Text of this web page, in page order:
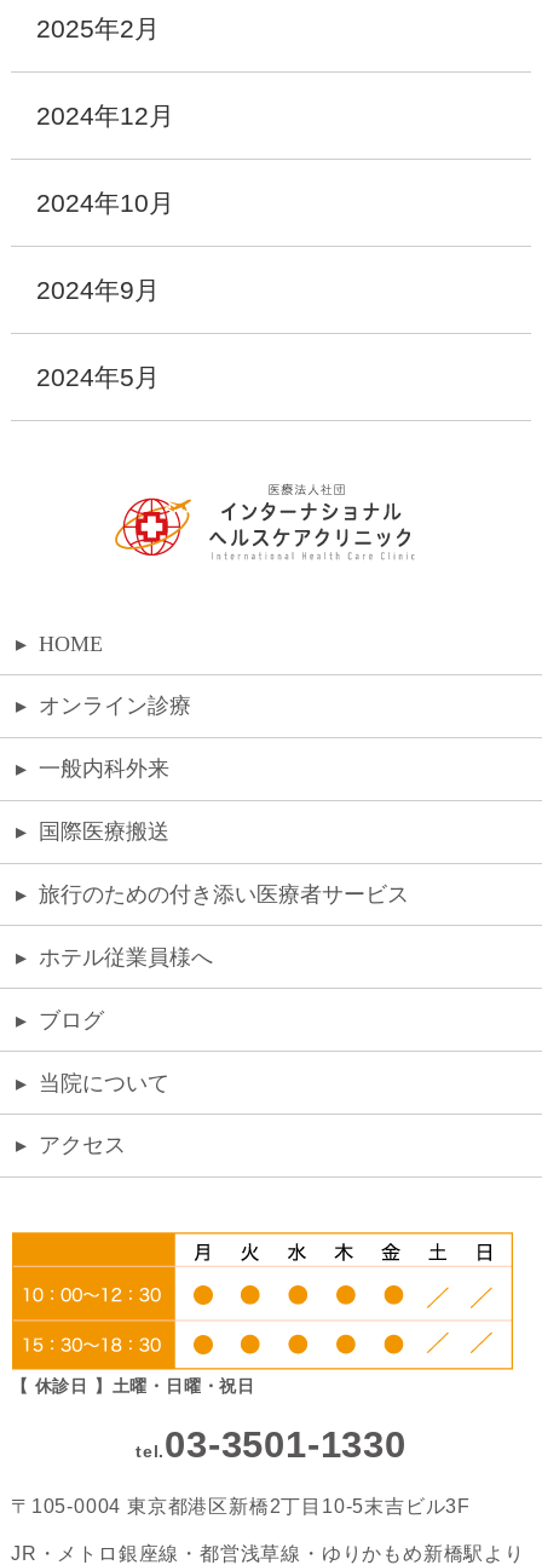
2025年2月
2024年12月
2024年10月
2024年9月
2024年5月
▸ HOME
▸ オンライン診療
▸ 一般内科外来
▸ 国際医療搬送
▸ 旅行のための付き添い医療者サービス
▸ ホテル従業員様へ
▸ ブログ
▸ 当院について
▸ アクセス
【 休診日 】土曜・日曜・祝日
tel.03-3501-1330
〒105-0004 東京都港区新橋2丁目10-5末吉ビル3F
JR・メトロ銀座線・都営浅草線・ゆりかもめ新橋駅より